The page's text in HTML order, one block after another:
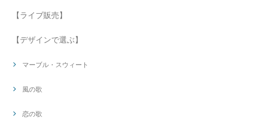
【ライブ販売】
【デザインで選ぶ】
マーブル・スウィート
風の歌
恋の歌